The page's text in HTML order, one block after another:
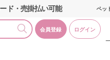
ド・売掛払い可能
会員登録 ログイン
ペッ